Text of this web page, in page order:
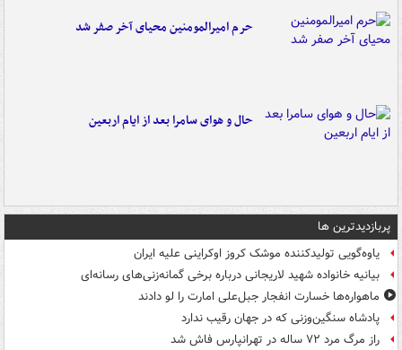
حرم امیرالمومنین محیای آخر صفر شد
حال و هوای سامرا بعد از ایام اربعین
پربازدیدترین ها
یاوه‌گویی تولیدکننده موشک کروز اوکراینی علیه ایران
بیانیه خانواده شهید لاریجانی درباره برخی گمانه‌زنی‌های رسانه‌ای
ماهواره‌ها خسارت انفجار جبل‌علی امارت را لو دادند
پادشاه سنگین‌وزنی که در جهان رقیب ندارد
راز مرگ مرد ۷۲ ساله در تهرانپارس فاش شد